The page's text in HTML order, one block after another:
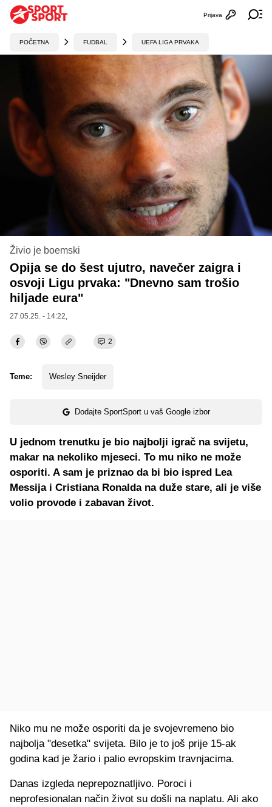
Otvori
Prijava
POČETNA FUDBAL UEFA LIGA PRVAKA
Živio je boemski
Opija se do šest ujutro, navečer zaigra i
osvoji Ligu prvaka: "Dnevno sam trošio
hiljade eura"
27.05.25. - 14:22,
2
Teme: Wesley Sneijder
Dodajte SportSport u vaš Google izbor
U jednom trenutku je bio najbolji igrač na svijetu,
makar na nekoliko mjeseci. To mu niko ne može
osporiti. A sam je priznao da bi bio ispred Lea
Messija i Cristiana Ronalda na duže stare, ali je više
volio provode i zabavan život.
Niko mu ne može osporiti da je svojevremeno bio
najbolja "desetka" svijeta. Bilo je to još prije 15-ak
godina kad je žario i palio evropskim travnjacima.
Danas izgleda neprepoznatljivo. Poroci i
neprofesionalan način život su došli na naplatu. Ali ako